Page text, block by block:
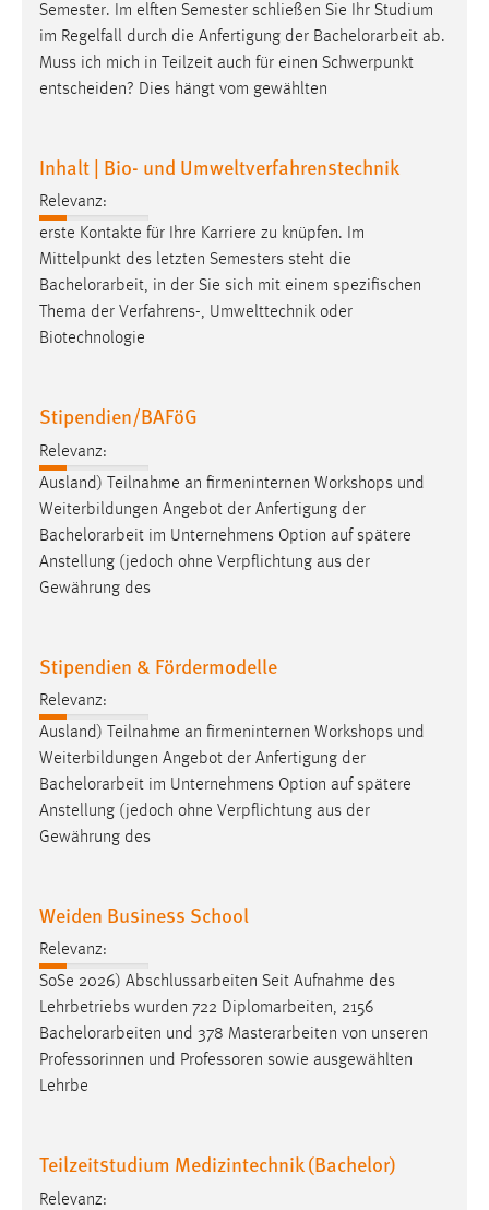
Semester. Im elften Semester schließen Sie Ihr Studium
im Regelfall durch die Anfertigung der Bachelorarbeit ab.
Muss ich mich in Teilzeit auch für einen Schwerpunkt
entscheiden? Dies hängt vom gewählten
Inhalt | Bio- und Umweltverfahrenstechnik
Relevanz:
erste Kontakte für Ihre Karriere zu knüpfen. Im
Mittelpunkt des letzten Semesters steht die
Bachelorarbeit, in der Sie sich mit einem spezifischen
Thema der Verfahrens-, Umwelttechnik oder
Biotechnologie
Stipendien/BAFöG
Relevanz:
Ausland) Teilnahme an firmeninternen Workshops und
Weiterbildungen Angebot der Anfertigung der
Bachelorarbeit im Unternehmens Option auf spätere
Anstellung (jedoch ohne Verpflichtung aus der
Gewährung des
Stipendien & Fördermodelle
Relevanz:
Ausland) Teilnahme an firmeninternen Workshops und
Weiterbildungen Angebot der Anfertigung der
Bachelorarbeit im Unternehmens Option auf spätere
Anstellung (jedoch ohne Verpflichtung aus der
Gewährung des
Weiden Business School
Relevanz:
SoSe 2026) Abschlussarbeiten Seit Aufnahme des
Lehrbetriebs wurden 722 Diplomarbeiten, 2156
Bachelorarbeiten und 378 Masterarbeiten von unseren
Professorinnen und Professoren sowie ausgewählten
Lehrbe
Teilzeitstudium Medizintechnik (Bachelor)
Relevanz:
Name:
Zweck:
Sprachpräferenz
Name:
site-language-preference
Zweck:
Das Cookie speichert die gewählte Sprache der Website.
Chat
Name:
MibewSessionID, MIBEW_UserID, mibew_locale, mibew-
chat-frame-style-5e9dbeb1811c0446
Zweck:
Cookie Laufzeit:
5e9dbeb1811c0446 = Sitzungslaufzeit, mibew_locale = 3
Jahre, MIBEW_UserID = 1 Jahr
Login
Name:
Dieser Cookie ist notwendig um sich an der Website
einloggen zu können.
Cookie Laufzeit:
24 Stunden
STATISTIK
Diese Informationen helfen uns zu verstehen, wie